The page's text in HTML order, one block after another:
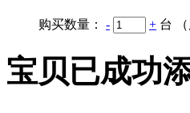
购买数量： - + 台
宝贝已成功